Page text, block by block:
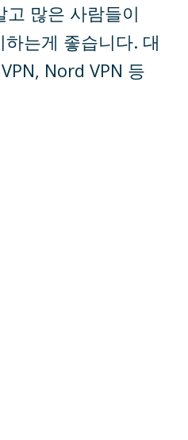
많은 사람들이
는게 좋습니다. 대
Nord VPN 등